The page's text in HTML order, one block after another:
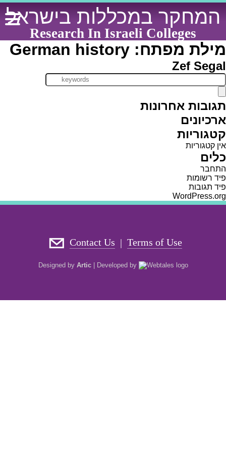
Skip
content
המחקר במכללות בישראל
Research In Israeli Colleges
מילת מפתח: German history
Zef Segal
תגובות אחרונות
ארכיונים
קטגוריות
אין קטגוריות
כלים
התחבר
פיד רשומות
פיד תגובות
WordPress.org
Terms of Use
|
Contact Us
Designed by Artic | Developed by